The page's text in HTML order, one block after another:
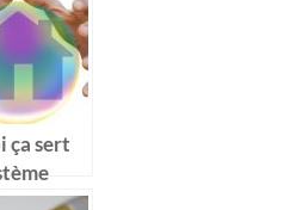
leurs
ça sert